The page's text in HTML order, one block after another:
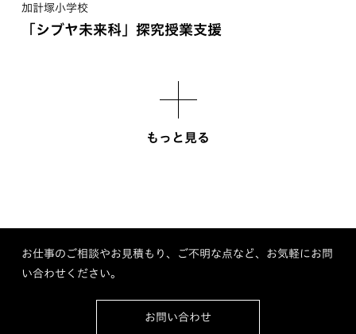
加計塚小学校
「シブヤ未来科」探究授業支援
もっと見る
お仕事のご相談やお見積もり、ご不明な点など、お気軽にお問
い合わせください。
お問い合わせ